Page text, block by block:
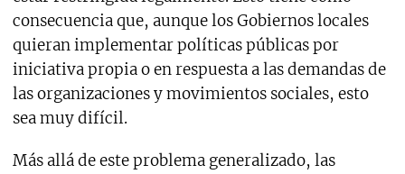
consecuencia que, aunque los Gobiernos locales
quieran implementar políticas públicas por
iniciativa propia o en respuesta a las demandas de
las organizaciones y movimientos sociales, esto
sea muy difícil.
Más allá de este problema generalizado, las